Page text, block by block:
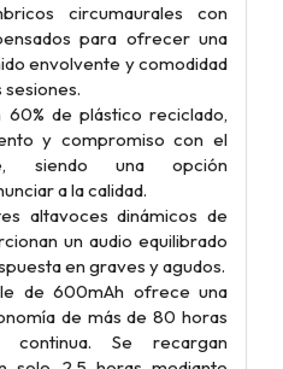
circumaurales con
para ofrecer una
envolvente y comodidad
60% de plástico reciclado,
y compromiso con el
siendo una opción
a la calidad.
altavoces dinámicos de
un audio equilibrado
en graves y agudos.
de 600mAh ofrece una
de más de 80 horas
continua. Se recargan